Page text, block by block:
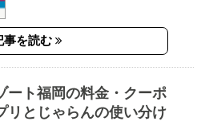
事を読む
ート福岡の料金・クーポ
リとじゃらんの使い分け